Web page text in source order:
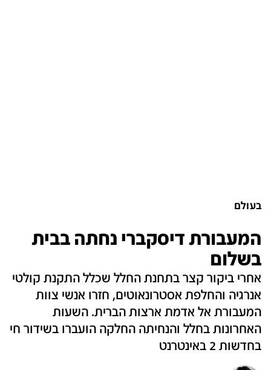
בעולם
המעבורת דיסקברי נחתה בבית
בשלום
אחרי ביקור קצר בתחנת החלל שכלל התקנת קולטי
אנרגיה והחלפת אסטרונאוטים, חזרו אנשי צוות
המעבורת אל אדמת ארצות הברית. השעות
האחרונות בחלל והנחיתה החלקה הועברו בשידור חי
בחדשות 2 באינטרנט